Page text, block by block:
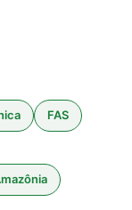
FAS